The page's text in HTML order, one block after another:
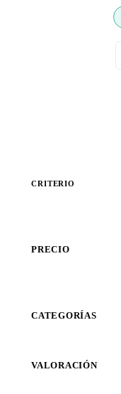
CRITERIO
PRECIO
CATEGORÍAS
VALORACIÓN